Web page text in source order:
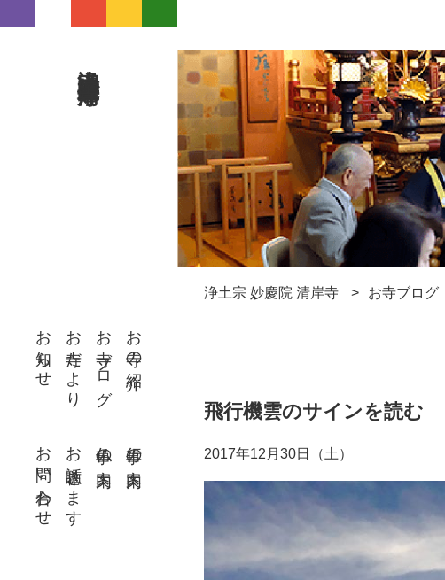
お寺の紹介
お寺ブログ
お寺だより
お知らせ
行事の案内
仏事の案内
お話聴きます
お問い合わせ
浄土宗 妙慶院 清岸寺 お寺ブログ
飛行機雲のサインを読む
2017年12月30日（土）